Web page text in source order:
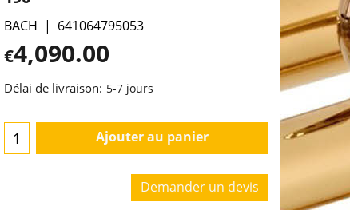
BACH 641064795053
€4,090.00
Délai de livraison: 5-7 jours
Ajouter au panier
Demander un devis